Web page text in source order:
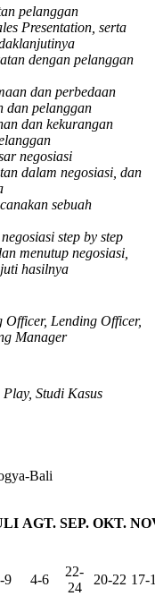
pelanggan
Presentation, serta
dengan pelanggan
dan perbedaan
dan pelanggan
dan kekurangan
negosiasi
dalam negosiasi, dan
sebuah
step by step
menutup negosiasi,
hasilnya
Lending Officer,
Manager
Studi Kasus
Bali
AGT. SEP. OKT.
9 4-6
22-
24
20-22 17-